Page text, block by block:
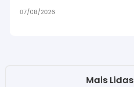
07/08/2026
Mais Lidas